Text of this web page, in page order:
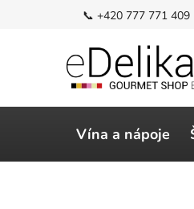
📞 +420 777 771 409
Vína a nápoje